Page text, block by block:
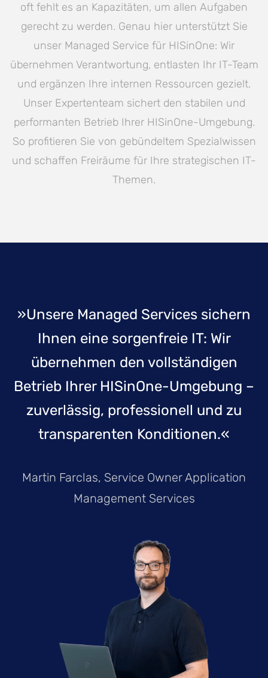
oft fehlt es an Kapazitäten, um allen Aufgaben
gerecht zu werden. Genau hier unterstützt Sie
unser Managed Service für HISinOne: Wir
übernehmen Verantwortung, entlasten Ihr IT-Team
und ergänzen Ihre internen Ressourcen gezielt.
Unser Expertenteam sichert den stabilen und
performanten Betrieb Ihrer HISinOne-Umgebung.
So profitieren Sie von gebündeltem Spezialwissen
und schaffen Freiräume für Ihre strategischen IT-
Themen.
»Unsere Managed Services sichern
Ihnen eine sorgenfreie IT: Wir
übernehmen den vollständigen
Betrieb Ihrer HISinOne-Umgebung –
zuverlässig, professionell und zu
transparenten Konditionen.«
Martin Farclas, Service Owner Application
Management Services